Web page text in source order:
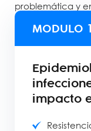
problemática y
MODULO 1
impacto